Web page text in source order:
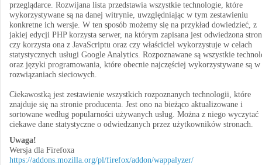
przeglądarce. Rozwijana lista przedstawia wszystkie technologie, które
wykorzystywane są na danej witrynie, uwzględniając w tym zestawieniu
konkretne ich wersje. W ten sposób możemy się na przykład dowiedzieć, z
jakiej edycji PHP korzysta serwer, na którym zapisana jest odwiedzona
czy korzysta ona z JavaScriptu oraz czy właściciel wykorzystuje w celach
statystycznych usługi Google Analytics. Rozpoznawane są wszystkie
oraz języki programowania, które obecnie najczęściej wykorzystywane są w
rozwiązaniach sieciowych.
Ciekawostką jest zestawienie wszystkich rozpoznanych technologii, które
znajduje się na stronie producenta. Jest ono na bieżąco aktualizowane i
sortowane według popularności używanych usług. Można z niego wyczytać
ciekawe dane statystyczne o odwiedzanych przez użytkowników stronach.
Uwaga!
Wersja dla Firefoxa
https://addons.mozilla.org/pl/firefox/addon/wappalyzer/